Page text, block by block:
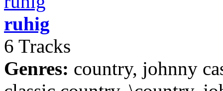
ruhig
6 Tracks
Genres: country, johnny